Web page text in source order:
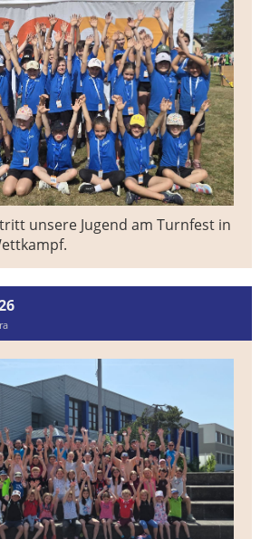
unsere Jugend am Turnfest in